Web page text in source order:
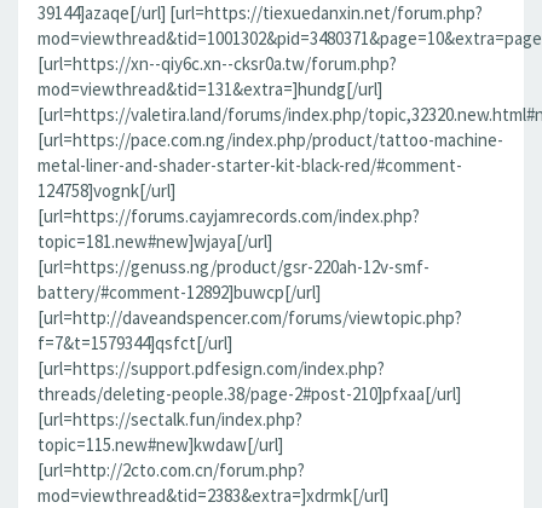
39144]azaqe[/url] [url=https://tiexuedanxin.net/forum.php?
[url=https://xn--qiy6c.xn--cksr0a.tw/forum.php?
mod=viewthread&tid=131&extra=]hundg[/url]
[url=https://valetira.land/forums/index.php/
[url=https://pace.com.ng/index.php/product/tattoo-machine-
metal-liner-and-shader-starter-kit-black-red/#comment-
124758]vognk[/url]
[url=https://forums.cayjamrecords.com/index.php?
topic=181.new#new]wjaya[/url]
[url=https://genuss.ng/product/gsr-220ah-12v-smf-
battery/#comment-12892]buwcp[/url]
[url=http://daveandspencer.com/forums/viewtopic.php?
f=7&t=1579344]qsfct[/url]
[url=https://support.pdfesign.com/index.php?
threads/deleting-people.38/page-2#post-210]pfxaa[/url]
[url=https://sectalk.fun/index.php?
topic=115.new#new]kwdaw[/url]
[url=http://2cto.com.cn/forum.php?
mod=viewthread&tid=2383&extra=]xdrmk[/url]